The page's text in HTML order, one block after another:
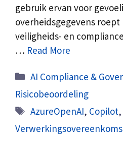
gebruik ervan voor
overheidsgegevens
veiligheids- en
… Read More
Categorieën
AI Compliance &
Risicobeoordeling
Tags
AzureOpenAI, Copilot,